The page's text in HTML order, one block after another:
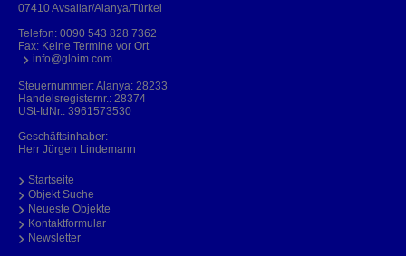
07410 Avsallar/Alanya/Türkei
Telefon: 0090 543 828 7362
Fax: Keine Termine vor Ort
info@gloim.com
Steuernummer: Alanya: 28233
Handelsregisternr.: 28374
USt-IdNr.: 3961573530
Geschäftsinhaber:
Herr Jürgen Lindemann
Startseite
Objekt Suche
Neueste Objekte
Kontaktformular
Newsletter